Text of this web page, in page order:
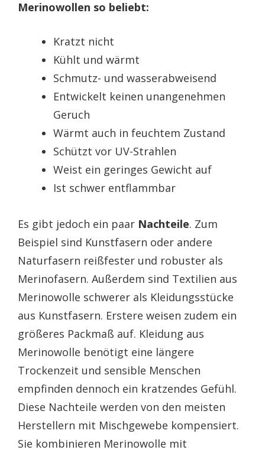
Merinowollen so beliebt:
Kratzt nicht
Kühlt und wärmt
Schmutz- und wasserabweisend
Entwickelt keinen unangenehmen
Geruch
Wärmt auch in feuchtem Zustand
Schützt vor UV-Strahlen
Weist ein geringes Gewicht auf
Ist schwer entflammbar
Es gibt jedoch ein paar Nachteile. Zum
Beispiel sind Kunstfasern oder andere
Naturfasern reißfester und robuster als
Merinofasern. Außerdem sind Textilien aus
Merinowolle schwerer als Kleidungsstücke
aus Kunstfasern. Erstere weisen zudem ein
größeres Packmaß auf. Kleidung aus
Merinowolle benötigt eine längere
Trockenzeit und sensible Menschen
empfinden dennoch ein kratzendes Gefühl.
Diese Nachteile werden von den meisten
Herstellern mit Mischgewebe kompensiert.
Sie kombinieren Merinowolle mit